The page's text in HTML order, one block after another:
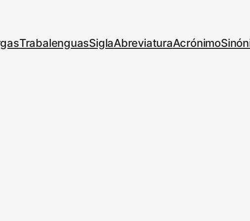
TrabalenguasSiglaAbreviaturaAcrónimo